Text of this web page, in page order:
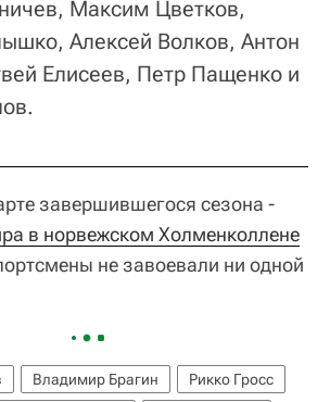
Максим Цветков,
Алексей Волков, Антон
Елисеев, Петр Пащенко и
завершившегося сезона -
в норвежском Холменколлене
не завоевали ни одной
Владимир Брагин
Рикко Гросс